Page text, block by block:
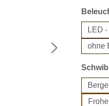
LED
ohne